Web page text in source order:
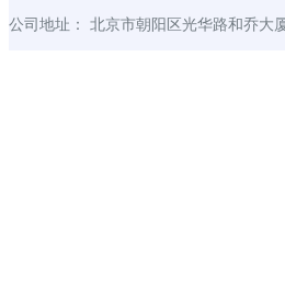
公司地址： 北京市朝阳区光华路和乔大